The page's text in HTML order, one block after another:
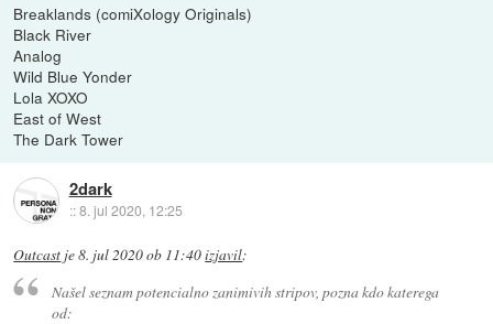
Breaklands (comiXology Originals)
Black River
Analog
Wild Blue Yonder
Lola XOXO
East of West
The Dark Tower
2dark
::8. jul 2020, 12:25
Outcast je8. jul 2020 ob 11:40izjavil:
Našel seznam potencialno zanimivih stripov, pozna kdo katerega
od: